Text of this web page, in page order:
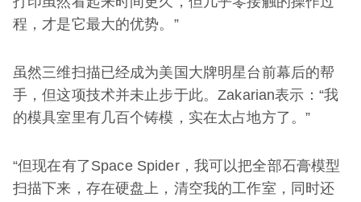
程，才是它最大的优势。”
虽然三维扫描已经成为美国大牌明星台前幕后的帮
手，但这项技术并未止步于此。Zakarian表示：“我
的模具室里有几百个铸模，实在太占地方了。”
“但现在有了Space Spider，我可以把全部石膏模型
扫描下来，存在硬盘上，清空我的工作室，同时还